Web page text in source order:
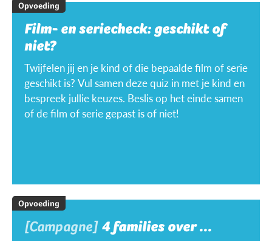
Opvoeding
Film- en seriecheck: geschikt of
niet?
Twijfelen jij en je kind of die bepaalde film of serie
geschikt is? Vul samen deze quiz in met je kind en
bespreek jullie keuzes. Beslis op het einde samen
of de film of serie gepast is of niet!
Opvoeding
[Campagne] 4 families over ...